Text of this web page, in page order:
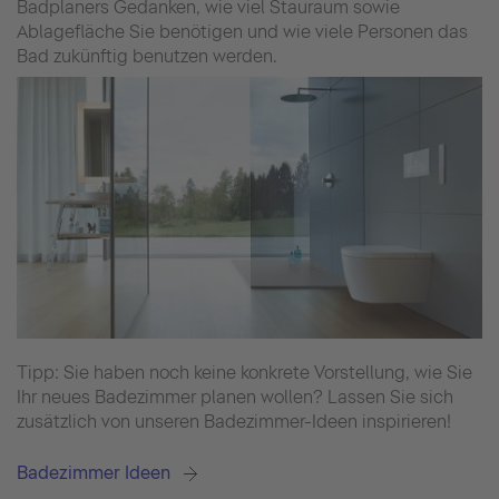
Badplaners Gedanken, wie viel Stauraum sowie
Ablagefläche Sie benötigen und wie viele Personen das
Bad zukünftig benutzen werden.
Tipp: Sie haben noch keine konkrete Vorstellung, wie Sie
Ihr neues Badezimmer planen wollen? Lassen Sie sich
zusätzlich von unseren Badezimmer-Ideen inspirieren!
Badezimmer Ideen